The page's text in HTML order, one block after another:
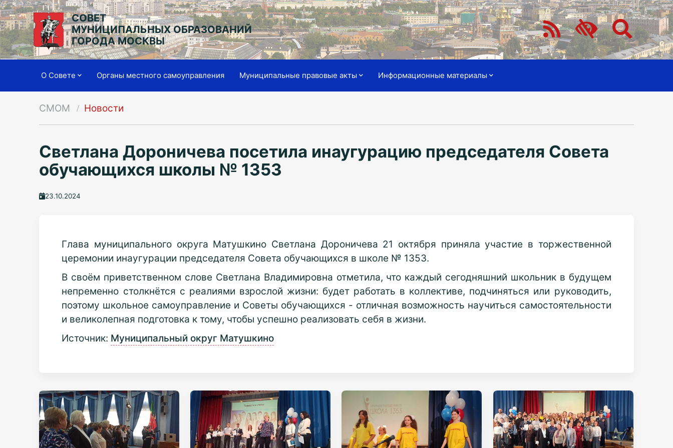
СОВЕТ
МУНИЦИПАЛЬНЫХ ОБРАЗОВАНИЙ
ГОРОДА МОСКВЫ
О Совете Органы местного самоуправления Муниципальные правовые акты Информационные материалы
СМОМ Новости
Светлана Дороничева посетила инаугурацию председателя Совета
обучающихся школы № 1353
23.10.2024
Глава муниципального округа Матушкино Светлана Дороничева 21 октября приняла участие в торжественной
церемонии инаугурации председателя Совета обучающихся в школе № 1353.
В своём приветственном слове Светлана Владимировна отметила, что каждый сегодняшний школьник в будущем
непременно столкнётся с реалиями взрослой жизни: будет работать в коллективе, подчиняться или руководить,
поэтому школьное самоуправление и Советы обучающихся - отличная возможность научиться самостоятельности
и великолепная подготовка к тому, чтобы успешно реализовать себя в жизни.
Источник: Муниципальный округ Матушкино